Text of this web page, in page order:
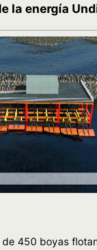
la energía
450 boyas